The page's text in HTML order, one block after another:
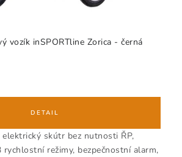
vozík inSPORTline Zorica - černá
skútr bez nutnosti ŘP,
režimy, bezpečnostní alarm,